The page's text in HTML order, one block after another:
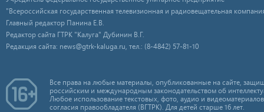
"Всероссийская государственная телевизионная и радиовещательная
Главный редактор Панина Е.В.
Редактор сайта ГТРК "Калуга" Дубинин В.Г.
Редакция сайта: news@gtrk-kaluga.ru, тел.: (8-4842) 57-81-10
Все права на любые материалы, опубликованные на сайте,
российским и международным законодательством об
Любое использование текстовых, фото, аудио и
согласия правообладателя (ВГТРК). Для детей старше 16 лет.